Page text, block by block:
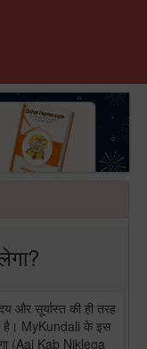
और सूर्यास्त की ही तरह
है। MyKundali के इस
(Aaj Kab Niklega